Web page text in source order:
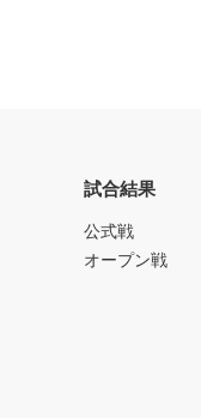
試合結果
公式戦
オープン戦